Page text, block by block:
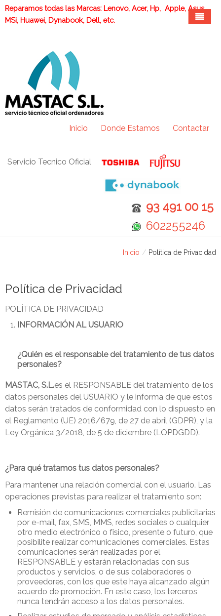
Reparamos todas las Marcas: Lenovo, Acer, Hp, Apple, Asus,
MSi, Huawei, Dynabook, Dell, etc.
Inicio Donde Estamos Contactar
Servicio Tecnico Oficial
93 491 00 15
602255246
Inicio / Política de Privacidad
Política de Privacidad
POLÍTICA DE PRIVACIDAD
INFORMACIÓN AL USUARIO
¿Quién es el responsable del tratamiento de tus datos
personales?
MASTAC, S.L.es el RESPONSABLE del tratamiento de los
datos personales del USUARIO y le informa de que estos
datos serán tratados de conformidad con lo dispuesto en
el Reglamento (UE) 2016/679, de 27 de abril (GDPR), y la
Ley Orgánica 3/2018, de 5 de diciembre (LOPDGDD).
¿Para qué tratamos tus datos personales?
Para mantener una relación comercial con el usuario. Las
operaciones previstas para realizar el tratamiento son:
Remisión de comunicaciones comerciales publicitarias
por e-mail, fax, SMS, MMS, redes sociales o cualquier
otro medio electrónico o físico, presente o futuro, que
posibilite realizar comunicaciones comerciales. Estas
comunicaciones serán realizadas por el
RESPONSABLE y estarán relacionadas con sus
productos y servicios, o de sus colaboradores o
proveedores, con los que este haya alcanzado algún
acuerdo de promoción. En este caso, los terceros
nunca tendrán acceso a los datos personales.
Reparaciones en garantía
Reparación de portátiles TOSHIBA DYNABOOK en
garantía
Reparación de portátiles FUJITSU en garantía
Reparaciones fuera de garantía
Servicios
Portátiles de Sustitución
Cambio de disco duro
RECOGEMOS SU PORTÁTIL GRATIS